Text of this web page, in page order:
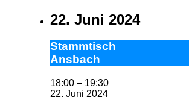
22. Juni 2024
Stamm­tisch
Ans­bach
18:00 – 19:30
22. Juni 2024